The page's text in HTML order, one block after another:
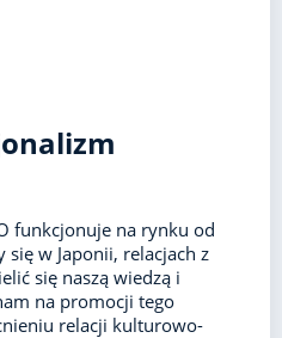
funkcjonuje na rynku od
w Japonii, relacjach z
się naszą wiedzą i
na promocji tego
relacji kulturowo-